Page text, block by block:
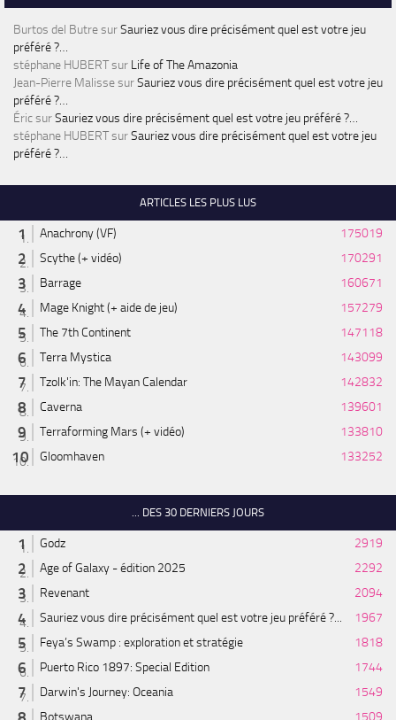
Burtos del ButresurSauriez vous dire précisément quel est votre jeu
préféré ?…
stéphane HUBERTsur Life of The Amazonia
Jean-Pierre MalissesurSauriez vous dire précisément quel est votre jeu
préféré ?…
ÉricsurSauriez vous dire précisément quel est votre jeu préféré ?…
stéphane HUBERTsurSauriez vous dire précisément quel est votre jeu
préféré ?…
ARTICLES LES PLUS LUS
Anachrony (VF)
175019
Scythe (+ vidéo)
170291
Barrage
160671
Mage Knight (+ aide de jeu)
157279
The 7th Continent
147118
Terra Mystica
143099
Tzolk'in: The Mayan Calendar
142832
Caverna
139601
Terraforming Mars (+ vidéo)
133810
Gloomhaven
133252
... DES 30 DERNIERS JOURS
Godz
2919
Age of Galaxy - édition 2025
2292
Revenant
2094
Sauriez vous dire précisément quel est votre jeu préféré ?...
1967
Feya’s Swamp : exploration et stratégie
1818
Puerto Rico 1897: Special Edition
1744
Darwin's Journey: Oceania
1549
Botswana
1509